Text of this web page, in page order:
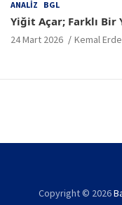
ANALIZ BGL
Yiğit Açar; Farklı
24 Mart 2026 Kemal
Copyright © 2026